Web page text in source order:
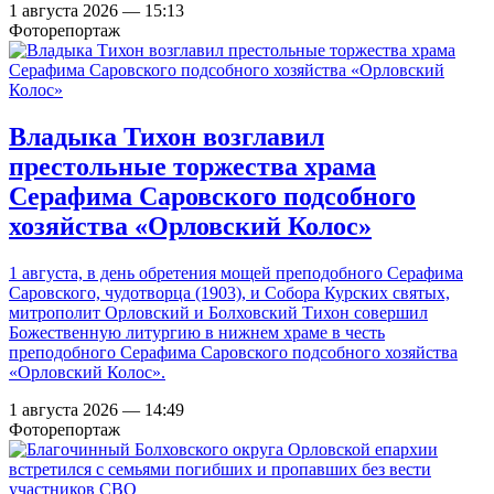
1 августа 2026 — 15:13
Фоторепортаж
Владыка Тихон возглавил
престольные торжества храма
Серафима Саровского подсобного
хозяйства «Орловский Колос»
1 августа, в день обретения мощей преподобного Серафима
Саровского, чудотворца (1903), и Собора Курских святых,
митрополит Орловский и Болховский Тихон совершил
Божественную литургию в нижнем храме в честь
преподобного Серафима Саровского подсобного хозяйства
«Орловский Колос».
1 августа 2026 — 14:49
Фоторепортаж